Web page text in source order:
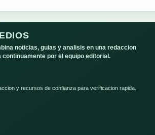
noticias, guias y analisis en una redaccion
continuamente por el equipo editorial.
y recursos de confianza para verificacion rapida.